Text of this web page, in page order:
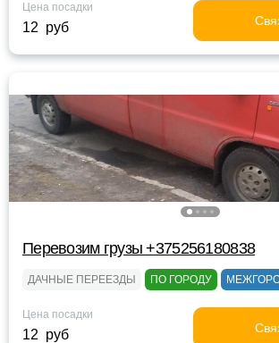
Цена посадки
12 руб
Перевозим грузы +375256180838
ДАЧНЫЕ ПЕРЕЕЗДЫ ПО ГОРОДУ
Цена посадки
12 руб